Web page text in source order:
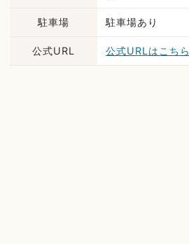
駐車場 駐車場あり
公式URL 公式URLはこちら